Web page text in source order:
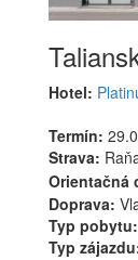
Hotel:
Termín:
Strava:
Orientačná
Doprava:
Typ pobytu:
Typ